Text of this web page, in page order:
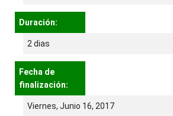
Duración:
2 dias
Fecha de
finalización:
Viernes, Junio 16, 2017